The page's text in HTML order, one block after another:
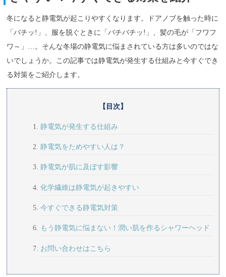
冬になると静電気が起こりやすくなります。ドアノブを触った時に
「バチッ!」、服を脱ぐときに「バチバチッ!」、髪の毛が「フワフ
ワ～」…。そんな冬場の静電気に悩まされている方は多いのではな
いでしょうか。この記事では静電気が発生する仕組みと今すぐでき
る対策をご紹介します。
【目次】
静電気が発生する仕組み
静電気をためやすい人は？
静電気が肌に及ぼす影響
化学繊維は静電気が起きやすい
今すぐできる静電気対策
もう静電気に悩まない！潤い肌を作るシャワーヘッド
お問い合わせはこちら